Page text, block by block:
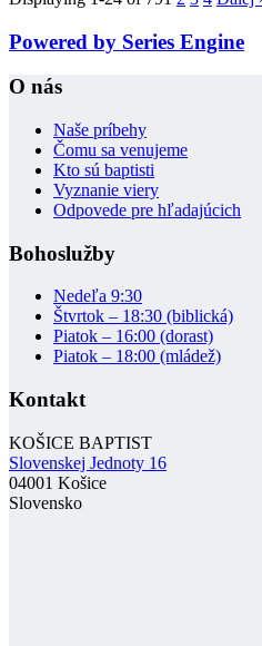
Powered by Series Engine
O nás
Naše príbehy
Čomu sa venujeme
Kto sú baptisti
Vyznanie viery
Odpovede pre hľadajúcich
Bohoslužby
Nedeľa 9:30
Štvrtok – 18:30 (biblická)
Piatok – 16:00 (dorast)
Piatok – 18:00 (mládež)
Kontakt
KOŠICE BAPTIST
Slovenskej Jednoty 16
04001 Košice
Slovensko